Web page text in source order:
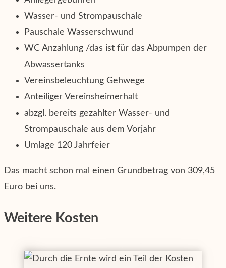
Wasser- und Strompauschale
Pauschale Wasserschwund
WC Anzahlung /das ist für das Abpumpen der
Abwassertanks
Vereinsbeleuchtung Gehwege
Anteiliger Vereinsheimerhalt
abzgl. bereits gezahlter Wasser- und
Strompauschale aus dem Vorjahr
Umlage 120 Jahrfeier
Das macht schon mal einen Grundbetrag von 309,45
Euro bei uns.
Weitere Kosten